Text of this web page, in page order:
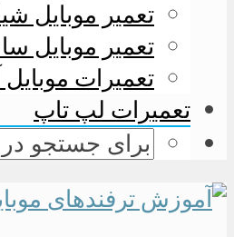
تعمیر موبایل
تعمیر موبایل
تعمیرات موبایل
تعمیرات لپ تاپ